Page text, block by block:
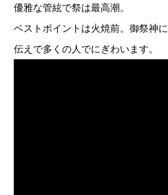
優雅な管絃で祭は最高潮。
ベストポイントは火焼前。御祭神
伝えで多くの人でにぎわいます。